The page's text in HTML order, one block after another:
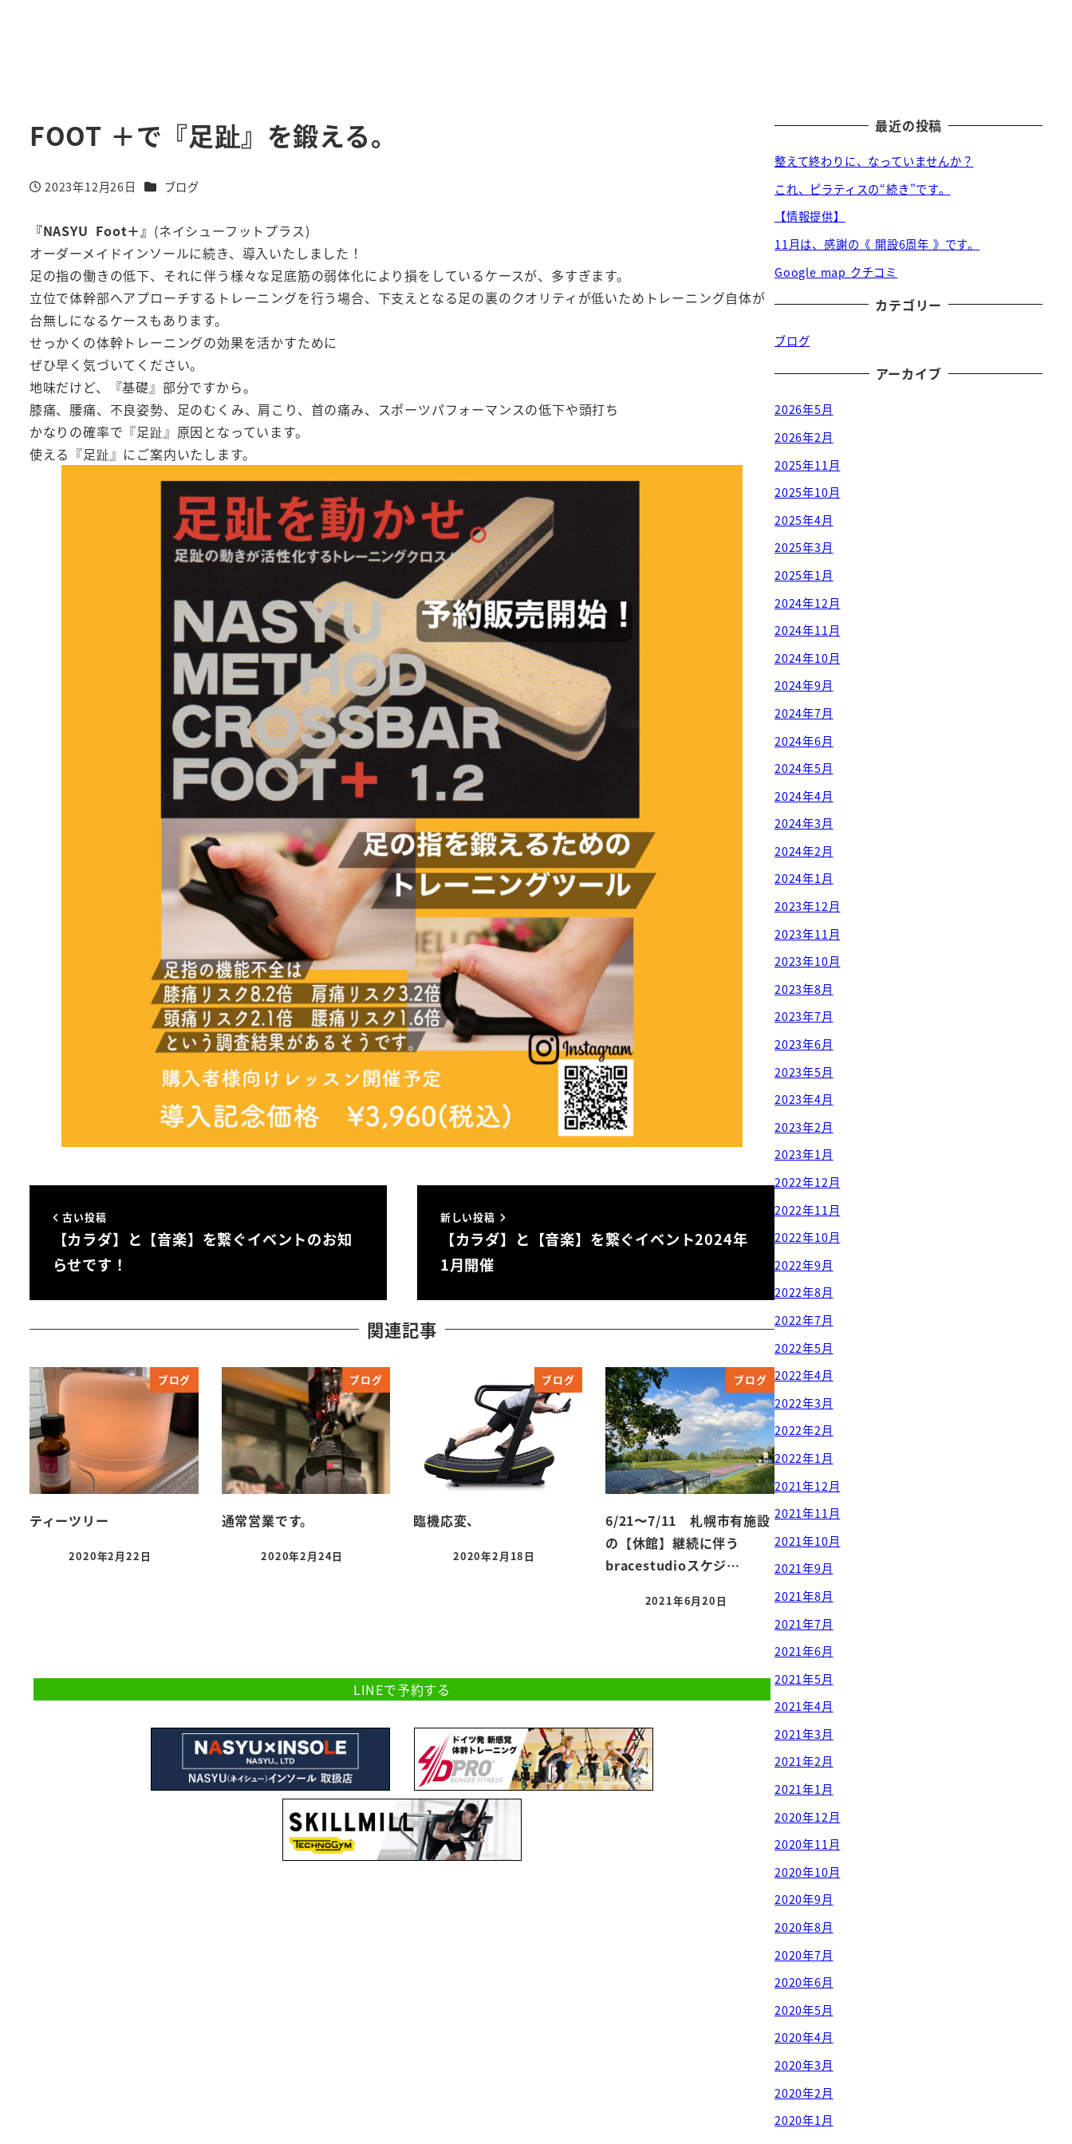
FOOT ＋で『足趾』を鍛える。
投稿日
2023年12月26日 カテゴリー
ブログ
『NASYU Foot＋』 (ネイシューフットプラス)
オーダーメイドインソールに続き、導入いたしました！
足の指の働きの低下、それに伴う様々な足底筋の弱体化により損をしているケースが、多すぎます。
立位で体幹部へアプローチするトレーニングを行う場合、下支えとなる足の裏のクオリティが低いためトレーニング自体が
台無しになるケースもあります。
せっかくの体幹トレーニングの効果を活かすために
ぜひ早く気づいてください。
地味だけど、『基礎』部分ですから。
膝痛、腰痛、不良姿勢、足のむくみ、肩こり、首の痛み、スポーツパフォーマンスの低下や頭打ち
かなりの確率で『足趾』原因となっています。
使える『足趾』にご案内いたします。
古い投稿
【カラダ】と【音楽】を繋ぐイベントのお知
らせです！
新しい投稿
【カラダ】と【音楽】を繋ぐイベント2024年
1月開催
関連記事
ブログ
ティーツリー
投稿日
2020年2月22日
ブログ
通常営業です。
投稿日
2020年2月24日
ブログ
臨機応変、
投稿日
2020年2月18日
ブログ
6/21〜7/11 札幌市有施設
の【休館】継続に伴う
bracestudioスケジ…
投稿日
2021年6月20日
LINEで予約する
最近の投稿
整えて終わりに、なっていませんか？
これ、ピラティスの“続き”です。
【情報提供】
11月は、感謝の《 開設6周年 》です。
Google map クチコミ
カテゴリー
ブログ
アーカイブ
2026年5月
2026年2月
2025年11月
2025年10月
2025年4月
2025年3月
2025年1月
2024年12月
2024年11月
2024年10月
2024年9月
2024年7月
2024年6月
2024年5月
2024年4月
2024年3月
2024年2月
2024年1月
2023年12月
2023年11月
2023年10月
2023年8月
2023年7月
2023年6月
2023年5月
2023年4月
2023年2月
2023年1月
2022年12月
2022年11月
2022年10月
2022年9月
2022年8月
2022年7月
2022年5月
2022年4月
2022年3月
2022年2月
2022年1月
2021年12月
2021年11月
2021年10月
2021年9月
2021年8月
2021年7月
2021年6月
2021年5月
2021年4月
2021年3月
2021年2月
2021年1月
2020年12月
2020年11月
2020年10月
2020年9月
2020年8月
2020年7月
2020年6月
2020年5月
2020年4月
2020年3月
2020年2月
2020年1月